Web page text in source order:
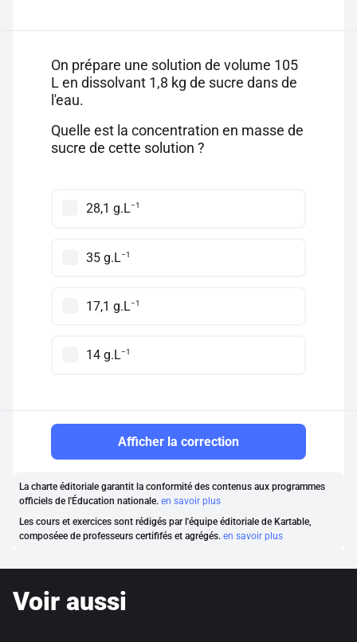
On prépare une solution de volume 105
L en dissolvant 1,8 kg de sucre dans de
l'eau.
Quelle est la concentration en masse de
sucre de cette solution ?
28,1 g.L−1
35 g.L−1
17,1 g.L−1
14 g.L−1
Afficher la correction
La charte éditoriale garantit la conformité des contenus aux programmes
officiels de l'Éducation nationale. en savoir plus
Les cours et exercices sont rédigés par l'équipe éditoriale de Kartable,
composéee de professeurs certififés et agrégés. en savoir plus
Voir aussi